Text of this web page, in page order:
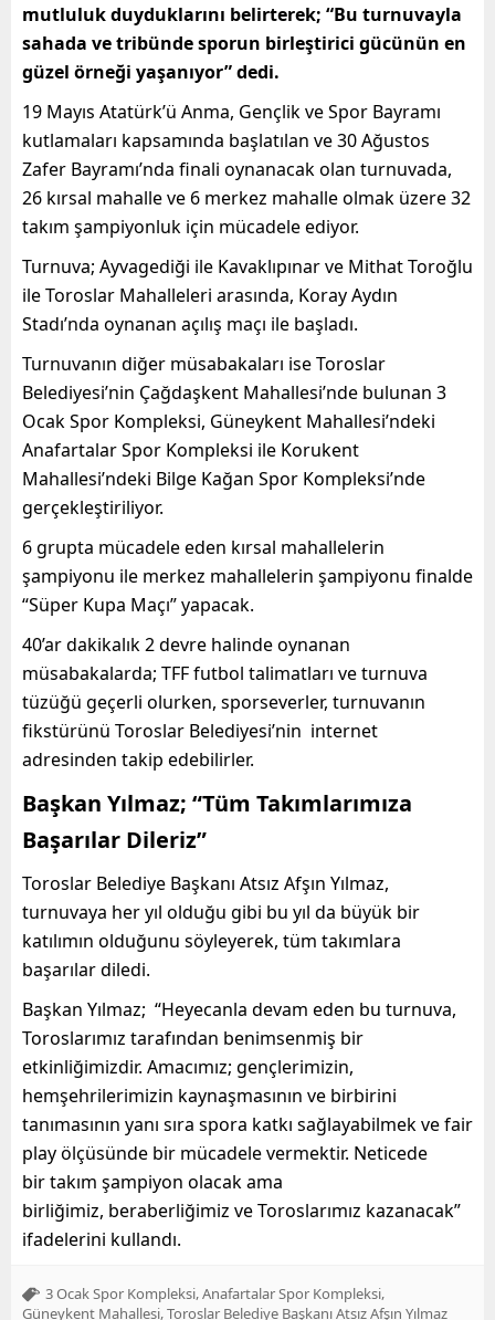
mutluluk duyduklarını belirterek; “Bu turnuvayla
sahada ve tribünde sporun birleştirici gücünün en
güzel örneği yaşanıyor” dedi.
19 Mayıs Atatürk’ü Anma, Gençlik ve Spor Bayramı
kutlamaları kapsamında başlatılan ve 30 Ağustos
Zafer Bayramı’nda finali oynanacak olan turnuvada,
26 kırsal mahalle ve 6 merkez mahalle olmak üzere 32
takım şampiyonluk için mücadele ediyor.
Turnuva; Ayvagediği ile Kavaklıpınar ve Mithat Toroğlu
ile Toroslar Mahalleleri arasında, Koray Aydın
Stadı’nda oynanan açılış maçı ile başladı.
Turnuvanın diğer müsabakaları ise Toroslar
Belediyesi’nin Çağdaşkent Mahallesi’nde bulunan 3
Ocak Spor Kompleksi, Güneykent Mahallesi’ndeki
Anafartalar Spor Kompleksi ile Korukent
Mahallesi’ndeki Bilge Kağan Spor Kompleksi’nde
gerçekleştiriliyor.
6 grupta mücadele eden kırsal mahallelerin
şampiyonu ile merkez mahallelerin şampiyonu finalde
“Süper Kupa Maçı” yapacak.
40’ar dakikalık 2 devre halinde oynanan
müsabakalarda; TFF futbol talimatları ve turnuva
tüzüğü geçerli olurken, sporseverler, turnuvanın
fikstürünü Toroslar Belediyesi’nin internet
adresinden takip edebilirler.
Başkan Yılmaz; “Tüm Takımlarımıza
Başarılar Dileriz”
Toroslar Belediye Başkanı Atsız Afşın Yılmaz,
turnuvaya her yıl olduğu gibi bu yıl da büyük bir
katılımın olduğunu söyleyerek, tüm takımlara
başarılar diledi.
Başkan Yılmaz; “Heyecanla devam eden bu turnuva,
Toroslarımız tarafından benimsenmiş bir
etkinliğimizdir. Amacımız; gençlerimizin,
hemşehrilerimizin kaynaşmasının ve birbirini
tanımasının yanı sıra spora katkı sağlayabilmek ve fair
play ölçüsünde bir mücadele vermektir. Neticede
bir takım şampiyon olacak ama
birliğimiz, beraberliğimiz ve Toroslarımız kazanacak”
ifadelerini kullandı.
3 Ocak Spor Kompleksi Anafartalar Spor Kompleksi
Güneykent Mahallesi Toroslar Belediye Başkanı Atsız Afşın Yılmaz